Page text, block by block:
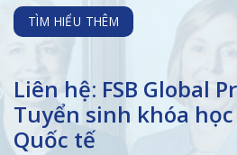
TÌM HIỂU THÊM
Liên hệ: FSB Global
Tuyển sinh khóa
Quốc tế